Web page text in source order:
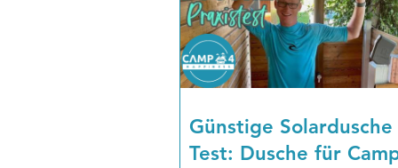
Günstige Solardusche
Test: Dusche für